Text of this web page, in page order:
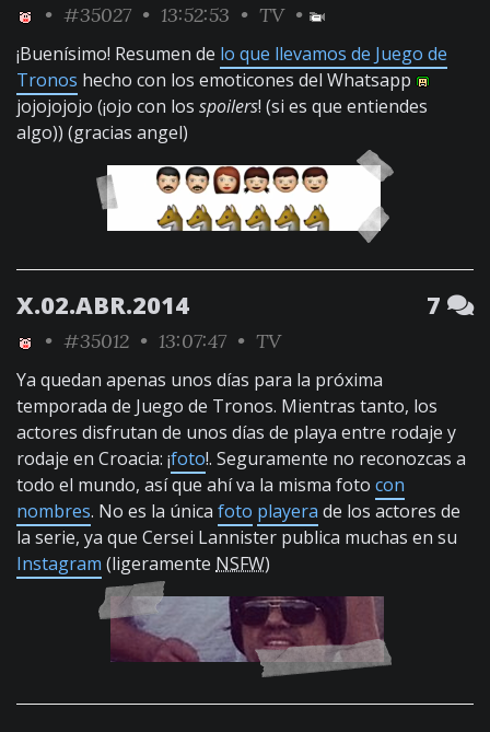
• #35027 • 13:52:53 • TV•
¡Buenísimo! Resumen de lo que llevamos de Juego de
Tronos hecho con los emoticones del Whatsapp
jojojojojo (¡ojo con los spoilers! (si es que entiendes
algo)) (gracias angel)
X.02.ABR.2014 7
• #35012 • 13:07:47 • TV
Ya quedan apenas unos días para la próxima
temporada de Juego de Tronos. Mientras tanto, los
actores disfrutan de unos días de playa entre rodaje y
rodaje en Croacia: ¡foto!. Seguramente no reconozcas a
todo el mundo, así que ahí va la misma foto con
nombres. No es la única foto playera de los actores de
la serie, ya que Cersei Lannister publica muchas en su
Instagram (ligeramente NSFW)